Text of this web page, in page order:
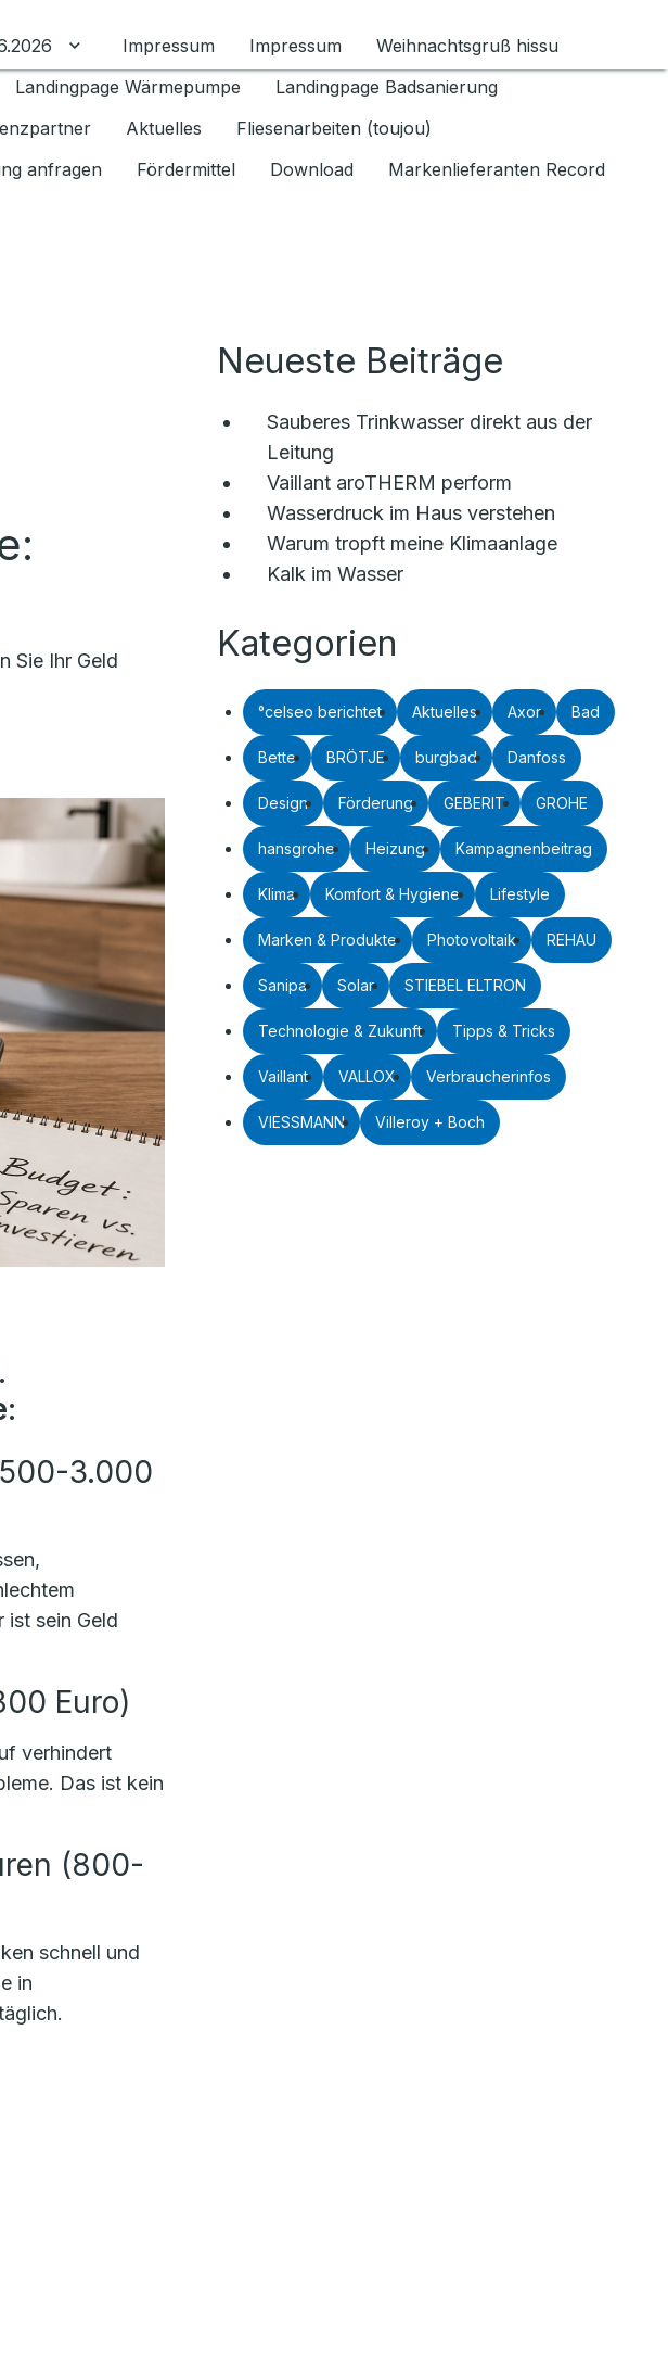
umschalten
Untermenü für Datenschutz 1.6.2026 umschalten
Impressum Impressum
Weihnachtsgruß hissu
Landingpage Wärmepumpe
Landingpage Badsanierung
Aktuelles
Fliesenarbeiten (toujou)
anfragen Fördermittel Download Markenlieferanten Record
Sie Ihr Geld
:
3.000
ist sein Geld
Euro)
verhindert
Das ist kein
(800-
schnell und
in
Neueste Beiträge
Sauberes Trinkwasser direkt aus der
Leitung
Vaillant aroTHERM perform
Wasserdruck im Haus verstehen
Warum tropft meine Klimaanlage
Kalk im Wasser
Kategorien
°celseo berichtet Aktuelles Axor Bad
Bette BRÖTJE burgbad Danfoss
Design Förderung GEBERIT GROHE
hansgrohe Heizung Kampagnenbeitrag
Klima Komfort & Hygiene Lifestyle
Marken & Produkte Photovoltaik REHAU
Sanipa Solar STIEBEL ELTRON
Technologie & Zukunft Tipps & Tricks
Vaillant VALLOX Verbraucherinfos
VIESSMANN Villeroy + Boch